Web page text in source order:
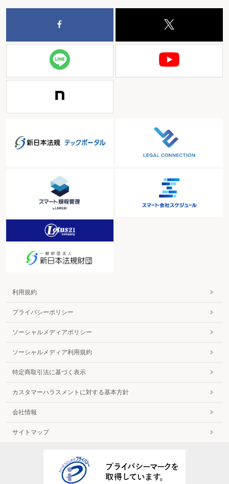
利用規約
プライバシーポリシー
ソーシャルメディアポリシー
ソーシャルメディア利用規約
特定商取引法に基づく表示
カスタマーハラスメントに対する基本方針
会社情報
サイトマップ